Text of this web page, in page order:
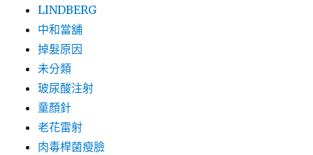
LINDBERG
中和當舖
掉髮原因
未分類
玻尿酸注射
童顏針
老花雷射
肉毒桿菌瘦臉